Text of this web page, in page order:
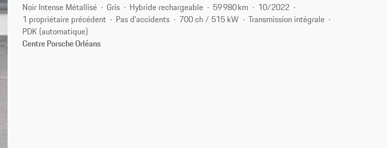
Noir Intense Métallisé Gris Hybride rechargeable 59 980 km
10/2022
1 propriétaire précédent
Pas d'accidents 700 ch / 515 kW
Transmission intégrale
PDK (automatique)
Centre Porsche Orléans